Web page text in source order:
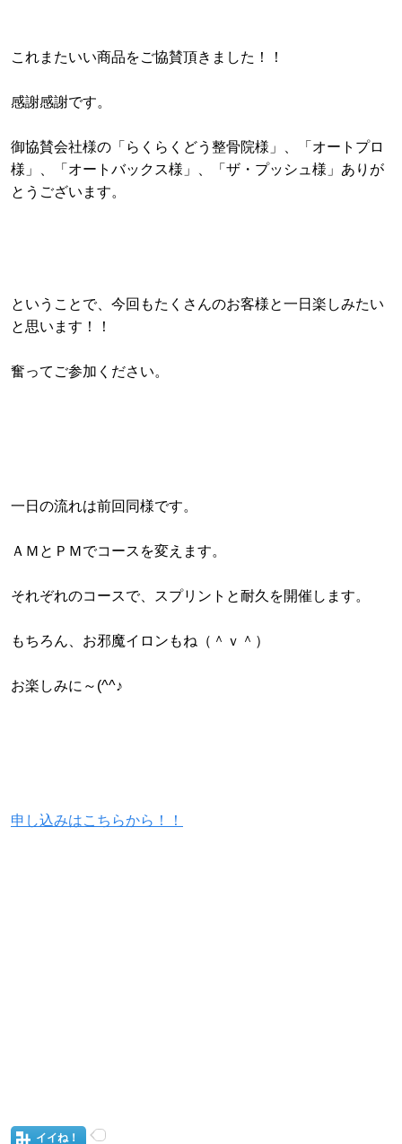
これまたいい商品をご協賛頂きました！！
感謝感謝です。
御協賛会社様の「らくらくどう整骨院様」、「オートプロ
様」、「オートバックス様」、「ザ・プッシュ様」ありが
とうございます。
ということで、今回もたくさんのお客様と一日楽しみたい
と思います！！
奮ってご参加ください。
一日の流れは前回同様です。
ＡＭとＰＭでコースを変えます。
それぞれのコースで、スプリントと耐久を開催します。
もちろん、お邪魔イロンもね（＾ｖ＾）
お楽しみに～(^^♪
申し込みはこちらから！！
イイね！